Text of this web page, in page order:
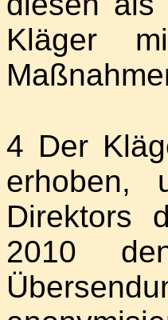
Kläger
4 Der
erhoben,
Direktors
2010